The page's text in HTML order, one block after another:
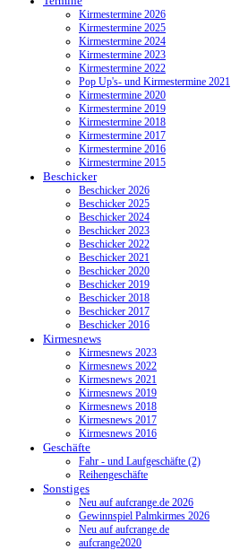
Kirmestermine 2026
Kirmestermine 2025
Kirmestermine 2024
Kirmestermine 2023
Kirmestermine 2022
Pop Up's- und Kirmestermine 2021
Kirmestermine 2020
Kirmestermine 2019
Kirmestermine 2018
Kirmestermine 2017
Kirmestermine 2016
Kirmestermine 2015
Beschicker
Beschicker 2026
Beschicker 2025
Beschicker 2024
Beschicker 2023
Beschicker 2022
Beschicker 2021
Beschicker 2020
Beschicker 2019
Beschicker 2018
Beschicker 2017
Beschicker 2016
Kirmesnews
Kirmesnews 2023
Kirmesnews 2022
Kirmesnews 2021
Kirmesnews 2019
Kirmesnews 2018
Kirmesnews 2017
Kirmesnews 2016
Geschäfte
Fahr - und Laufgeschäfte (2)
Reihengeschäfte
Sonstiges
Neu auf aufcrange.de 2026
Gewinnspiel Palmkirmes 2026
Neu auf aufcrange.de
aufcrange2020